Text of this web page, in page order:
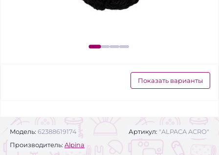
Показать варианты
Модель: 62388619174 Артикул: "ALPACA ACRO"
Производитель: Alpina